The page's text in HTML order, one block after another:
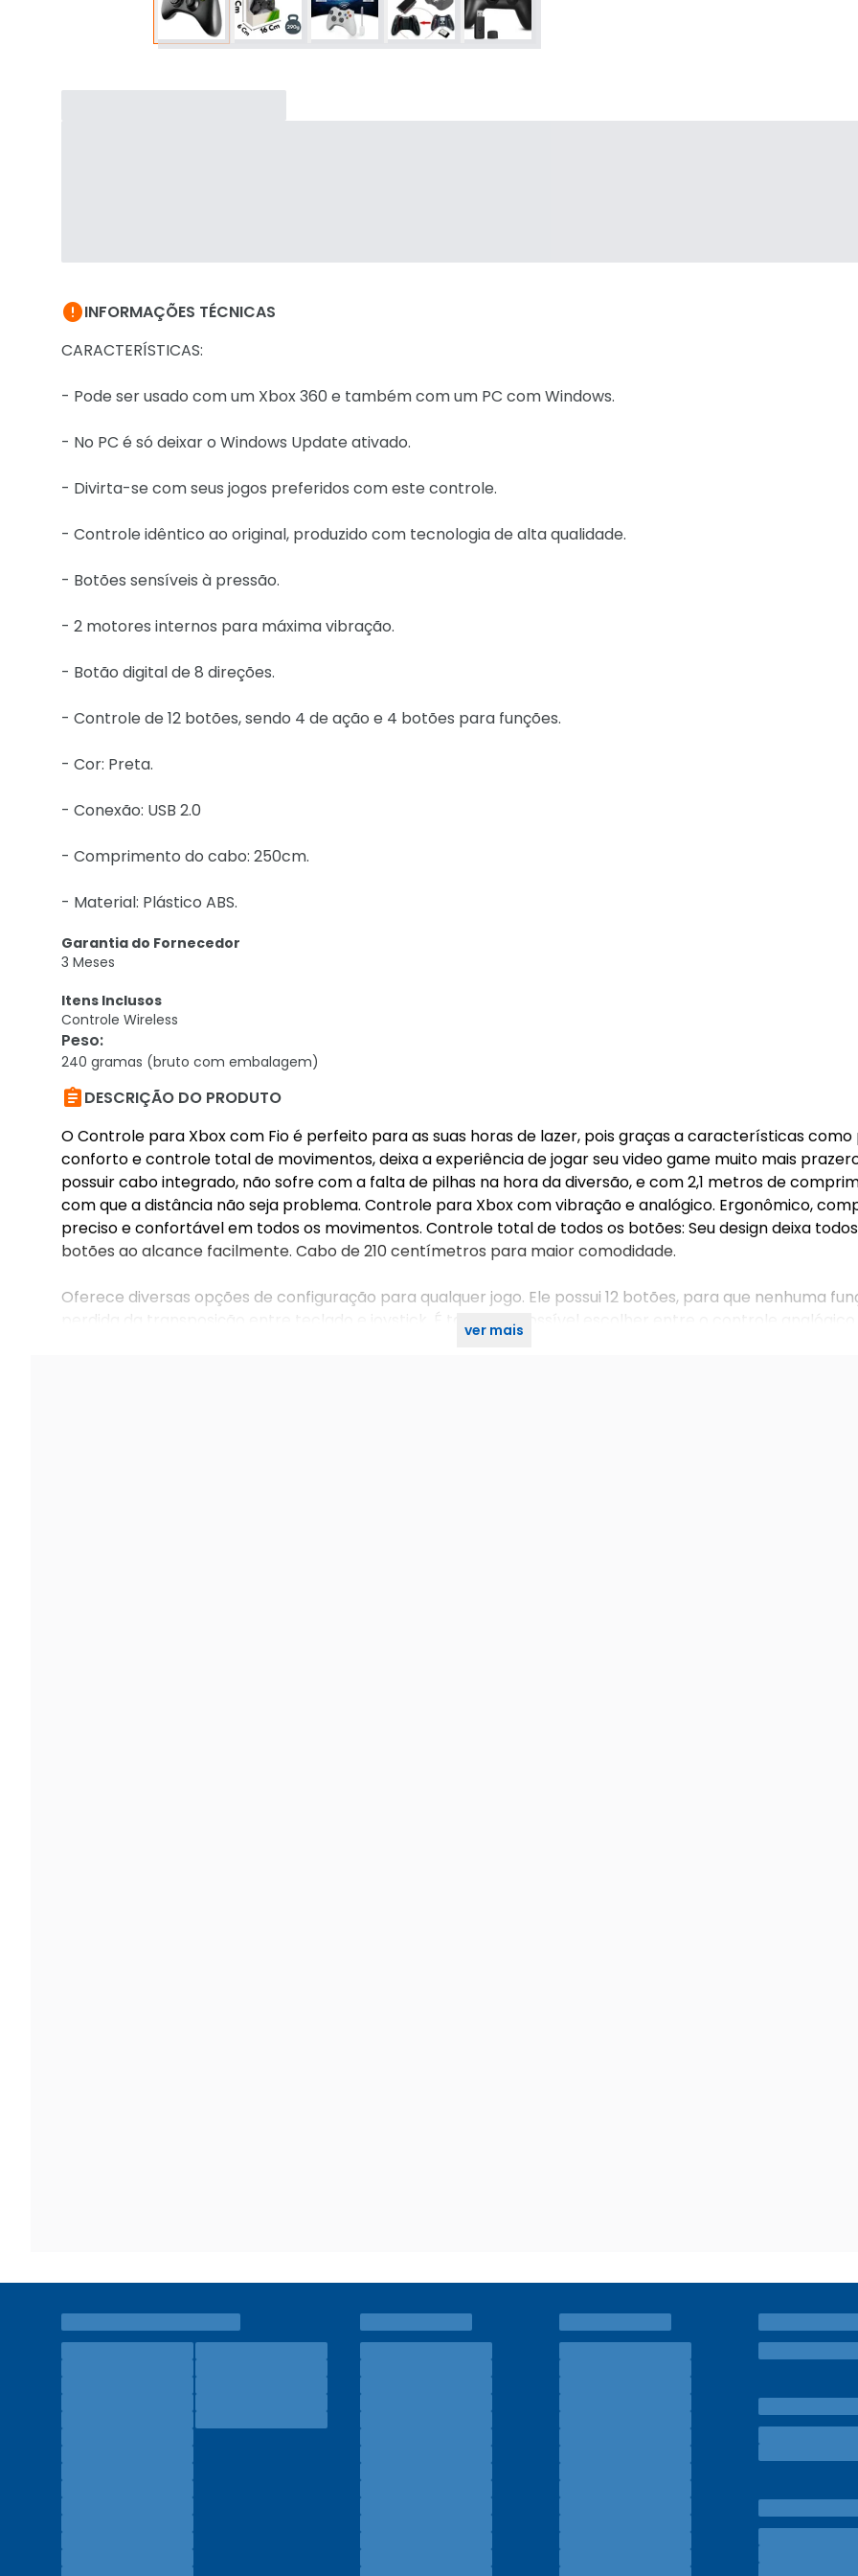
INFORMAÇÕES TÉCNICAS
CARACTERÍSTICAS:
- Pode ser usado com um Xbox 360 e também com um PC com Windows.
- No PC é só deixar o Windows Update ativado.
- Divirta-se com seus jogos preferidos com este controle.
- Controle idêntico ao original, produzido com tecnologia de alta qualidade.
- Botões sensíveis à pressão.
- 2 motores internos para máxima vibração.
- Botão digital de 8 direções.
- Controle de 12 botões, sendo 4 de ação e 4 botões para funções.
- Cor: Preta.
- Conexão: USB 2.0
- Comprimento do cabo: 250cm.
- Material: Plástico ABS.
Garantia do Fornecedor
3 Meses
Itens Inclusos
Controle Wireless
Peso:
240 gramas (bruto com embalagem)
DESCRIÇÃO DO PRODUTO
O Controle para Xbox com Fio é perfeito para as suas horas de lazer, pois graças a características como
conforto e controle total de movimentos, deixa a experiência de jogar seu video game muito mais
possuir cabo integrado, não sofre com a falta de pilhas na hora da diversão, e com 2,1 metros de
com que a distância não seja problema. Controle para Xbox com vibração e analógico. Ergonômico,
preciso e confortável em todos os movimentos. Controle total de todos os botões: Seu design deixa
botões ao alcance facilmente. Cabo de 210 centímetros para maior comodidade.
Oferece diversas opções de configuração para qualquer jogo. Ele possui 12 botões, para que nenhuma
perdida da transposição entre teclado e joystick. É também possível escolher entre o controle analógico
ver mais